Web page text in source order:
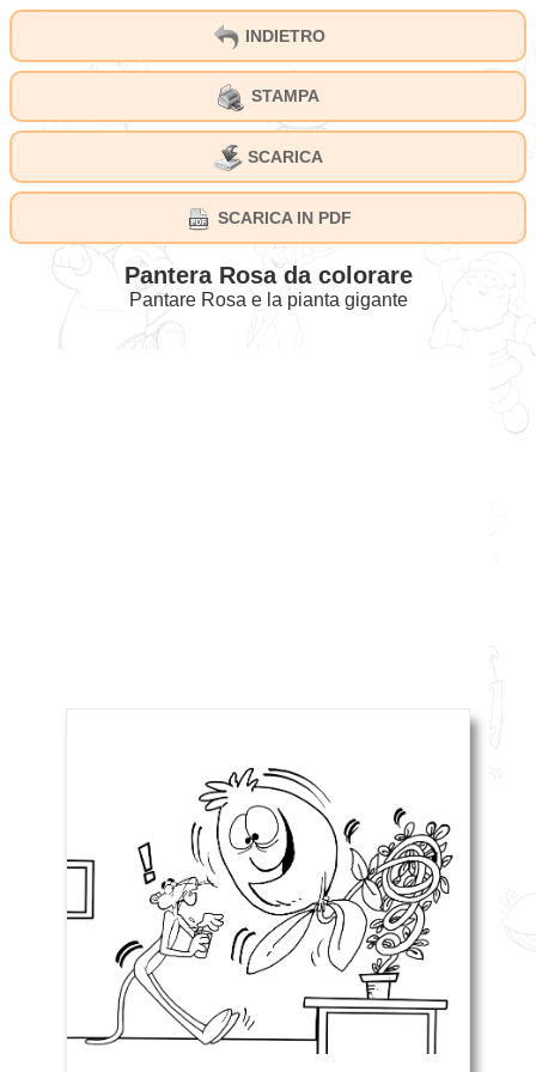
INDIETRO
STAMPA
SCARICA
SCARICA IN PDF
Pantera Rosa da colorare
Pantare Rosa e la pianta gigante